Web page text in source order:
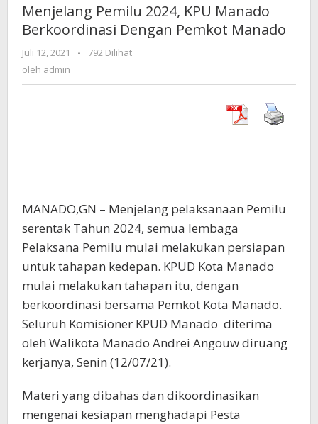
KPU
Manado
Menjelang Pemilu 2024, KPU Manado
Berkoordinasi Dengan Pemkot Manado
Juli 12, 2021
oleh
-
792 Dilihat
oleh admin
MANADO,GN – Menjelang pelaksanaan Pemilu
serentak Tahun 2024, semua lembaga
Pelaksana Pemilu mulai melakukan persiapan
untuk tahapan kedepan. KPUD Kota Manado
mulai melakukan tahapan itu, dengan
berkoordinasi bersama Pemkot Kota Manado.
Seluruh Komisioner KPUD Manado diterima
oleh Walikota Manado Andrei Angouw diruang
kerjanya, Senin (12/07/21).
Materi yang dibahas dan dikoordinasikan
mengenai kesiapan menghadapi Pesta